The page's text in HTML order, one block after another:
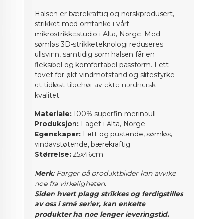
Halsen er bærekraftig og norskprodusert,
strikket med omtanke i vårt
mikrostrikkestudio i Alta, Norge. Med
sømløs 3D-strikketeknologi reduseres
ullsvinn, samtidig som halsen får en
fleksibel og komfortabel passform. Lett
tovet for økt vindmotstand og slitestyrke -
et tidløst tilbehør av ekte nordnorsk
kvalitet.
Materiale: 100% superfin merinoull
Produksjon: Laget i Alta, Norge
Egenskaper: Lett og pustende, sømløs,
vindavstøtende, bærekraftig
Størrelse: 25x46cm
Merk:Farger på produktbilder kan avvike
noe fra virkeligheten.
Siden hvert plagg strikkes og ferdigstilles
av oss i små serier, kan enkelte
produkter ha noe lenger leveringstid.